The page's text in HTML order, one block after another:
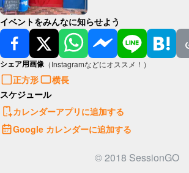
イベントをみんなに知らせよう
シェア用画像 （Instagramなどにオススメ！）
正方形
横長
スケジュール
カレンダーアプリに追加する
Google カレンダーに追加する
© 2018 SessionGO